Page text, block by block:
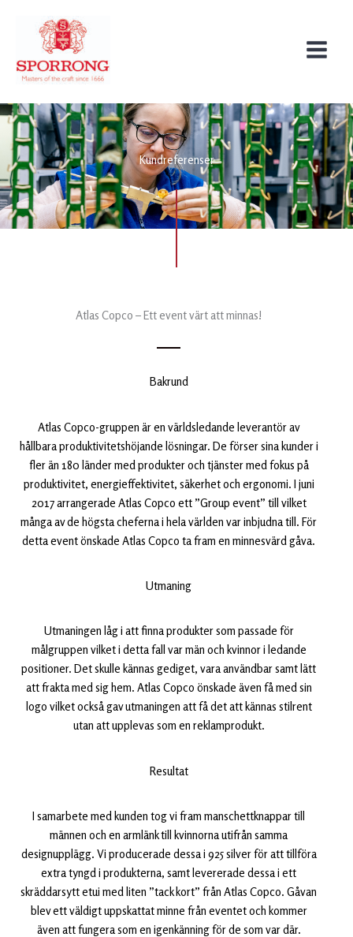
Kundreferenser
Atlas Copco – Ett event värt att minnas!
Bakrund
Atlas Copco-gruppen är en världsledande leverantör av
hållbara produktivitetshöjande lösningar. De förser sina kunder i
fler än 180 länder med produkter och tjänster med fokus på
produktivitet, energieffektivitet, säkerhet och ergonomi. I juni
2017 arrangerade Atlas Copco ett ”Group event” till vilket
många av de högsta cheferna i hela världen var inbjudna till. För
detta event önskade Atlas Copco ta fram en minnesvärd gåva.
Utmaning
Utmaningen låg i att finna produkter som passade för
målgruppen vilket i detta fall var män och kvinnor i ledande
positioner. Det skulle kännas gediget, vara användbar samt lätt
att frakta med sig hem. Atlas Copco önskade även få med sin
logo vilket också gav utmaningen att få det att kännas stilrent
utan att upplevas som en reklamprodukt.
Resultat
I samarbete med kunden tog vi fram manschettknappar till
männen och en armlänk till kvinnorna utifrån samma
designupplägg. Vi producerade dessa i 925 silver för att tillföra
extra tyngd i produkterna, samt levererade dessa i ett
skräddarsytt etui med liten ”tack kort” från Atlas Copco. Gåvan
blev ett väldigt uppskattat minne från eventet och kommer
även att fungera som en igenkänning för de som var där.